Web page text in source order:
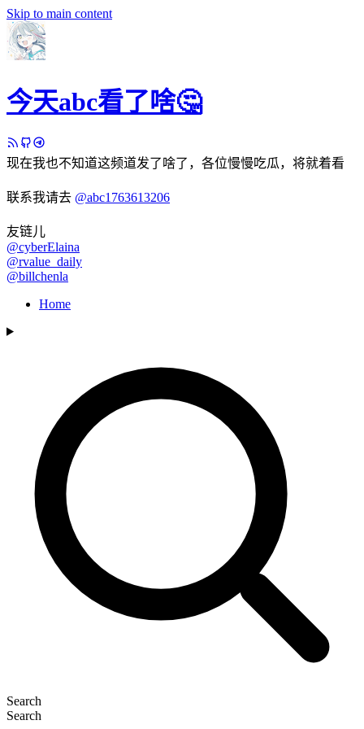
Skip to main content
今天abc看了啥🤔
现在我也不知道这频道发了啥了，各位慢慢吃瓜，将就着看
联系我请去 @abc1763613206
友链儿
@cyberElaina
@rvalue_daily
@billchenla
Home
Search
Search